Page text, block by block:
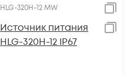
HLG-320H-12 MW
Источник питания
HLG-320H-12 IP67